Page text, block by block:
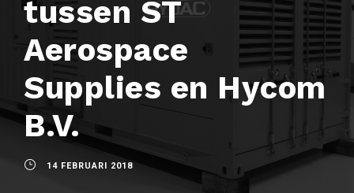
tussen ST
Aerospace
Supplies en Hycom
B.V.
14 FEBRUARI 2018